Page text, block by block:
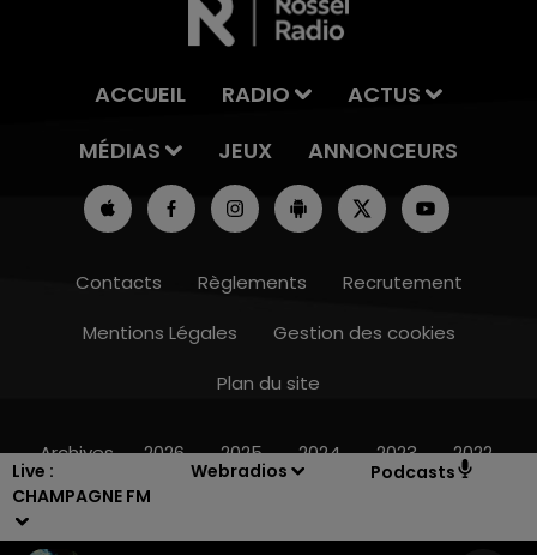
Live :
CHAMPAGNE FM
Webradios Podcasts
ACCUEIL RADIO
ACTUS
MÉDIAS
JEUX ANNONCEURS
Contacts Règlements
Recrutement
Mentions Légales
Gestion des cookies
Plan du site
Archives 2026 2025 2024 2023 2022